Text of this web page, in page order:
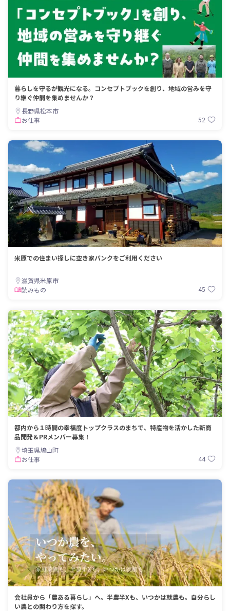
暮らしを守るが観光になる。コンセプトブックを創り、地域の営みを守
り継ぐ仲間を集めませんか？
長野県松本市
お仕事
52
米原での住まい探しに空き家バンクをご利用ください
滋賀県米原市
読みもの
45
都内から１時間の幸福度トップクラスのまちで、特産物を活かした新商
品開発＆PRメンバー募集！
埼玉県鳩山町
お仕事
44
会社員から「農ある暮らし」へ。半農半Xも、いつかは就農も。自分らし
い農との関わり方を探す。